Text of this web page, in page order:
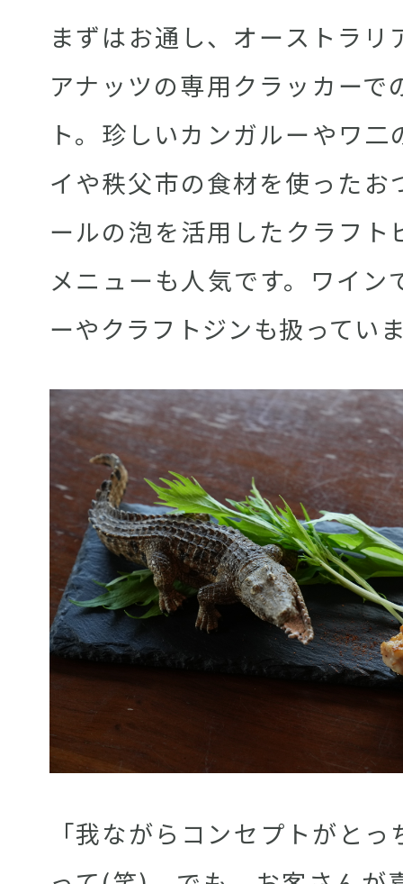
まずはお通し、オーストラ
アナッツの専用クラッカーで
ト。珍しいカンガルーやワ
イや秩父市の食材を使ったお
ールの泡を活用したクラフト
メニューも人気です。ワイ
ーやクラフトジンも扱ってい
「我ながらコンセプトがと